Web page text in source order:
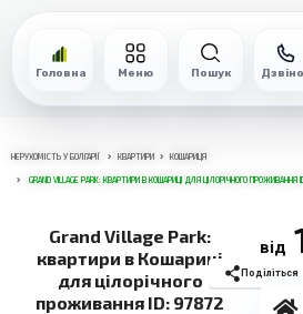
Головна Меню Пошук
НЕРУХОМІСТЬ У БОЛГАРІЇ КВАРТИРИ КОШАРИЦЯ
GRAND VILLAGE PARK: КВАРТИРИ В КОШАРИЦІ ДЛЯ ЦІЛОРІЧНОГО ПРОЖИВАННЯ
Grand Village Park:
квартири в Кошариці
для цілорічного
проживання ID: 97872
від
Поділіться